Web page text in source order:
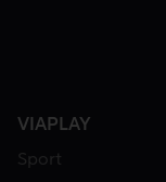
VIAPLAY
Sport